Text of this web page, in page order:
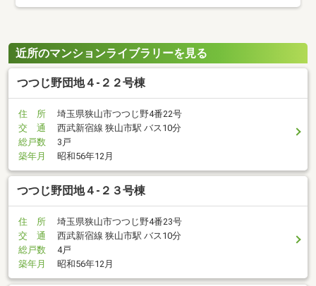
近所のマンションライブラリーを見る
つつじ野団地４-２２号棟
住 所
埼玉県狭山市つつじ野4番22号
交 通
西武新宿線 狭山市駅 バス10分
総戸数
3戸
築年月
昭和56年12月
つつじ野団地４-２３号棟
住 所
埼玉県狭山市つつじ野4番23号
交 通
西武新宿線 狭山市駅 バス10分
総戸数
4戸
築年月
昭和56年12月